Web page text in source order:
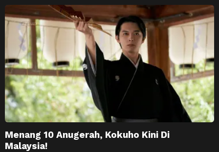
Menang 10 Anugerah, Kokuho Kini Di
Malaysia!